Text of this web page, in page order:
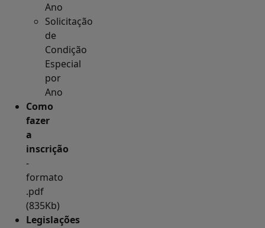
Ano
Solicitação
de
Condição
Especial
por
Ano
Como
fazer
a
inscrição
-
formato
.pdf
(835Kb)
Legislações